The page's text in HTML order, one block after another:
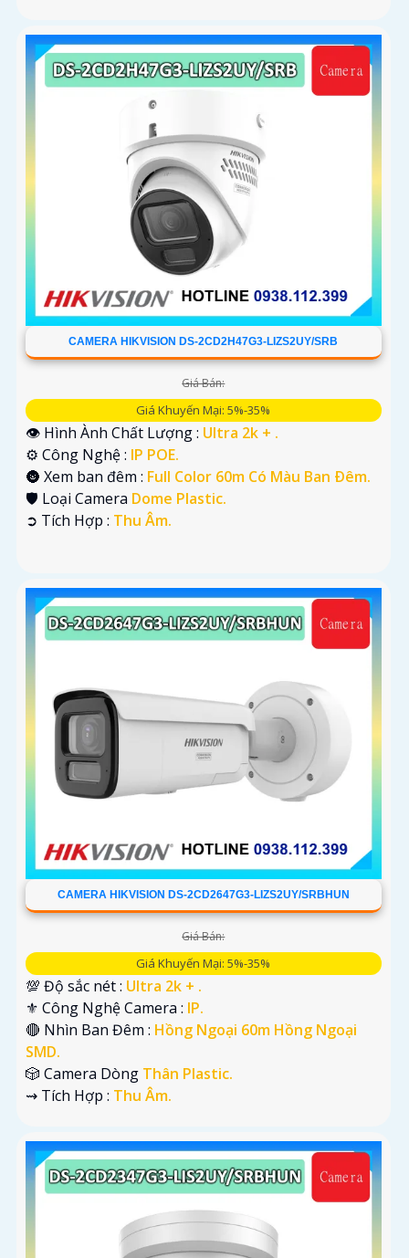
CAMERA HIKVISION DS-2CD2H47G3-LIZS2UY/SRB
Giá Bán:
Giá Khuyến Mại: 5%-35%
👁 Hình Ành Chất Lượng : Ultra 2k + .
⚙ Công Nghệ : IP POE.
🌚 Xem ban đêm : Full Color 60m Có Màu Ban Ðêm.
🛡 Loại Camera Dome Plastic.
️➲ Tích Hợp : Thu Âm.
CAMERA HIKVISION DS-2CD2647G3-LIZS2UY/SRBHUN
Giá Bán:
Giá Khuyến Mại: 5%-35%
💯 Độ sắc nét : Ultra 2k + .
⚜️ Công Nghệ Camera : IP.
🔴 Nhìn Ban Đêm : Hồng Ngoại 60m Hồng Ngoại
SMD.
🎲 Camera Dòng Thân Plastic.
️⇝ Tích Hợp : Thu Âm.